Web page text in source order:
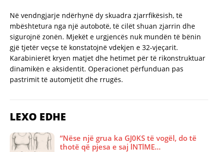
Në vendngjarje ndërhynë dy skuadra zjarrfikësish, të
mbështetura nga një autobotë, të cilët shuan zjarrin dhe
sigurojnë zonën. Mjekët e urgjencës nuk mundën të bënin
gjë tjetër veçse të konstatojnë vdekjen e 32-vjeçarit.
Karabinierët kryen matjet dhe hetimet për të rikonstruktuar
dinamikën e aksidentit. Operacionet përfunduan pas
pastrimit të automjetit dhe rrugës.
LEXO EDHE
“Nëse një grua ka GJ0KS të vogël, do të
thotë që pjesa e saj lNTlME…